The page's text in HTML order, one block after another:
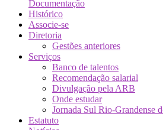
Documentação
Histórico
Associe-se
Diretoria
Gestões anteriores
Serviços
Banco de talentos
Recomendação salarial
Divulgação pela ARB
Onde estudar
Jornada Sul Rio-Grandense
Estatuto